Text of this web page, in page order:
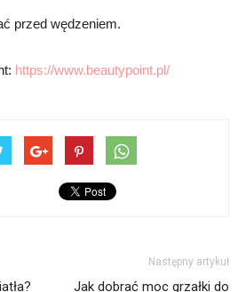
przed wędzeniem.
https://www.beautypoint.pl/
Następny artykuł
Jak dobrać moc grzałki do